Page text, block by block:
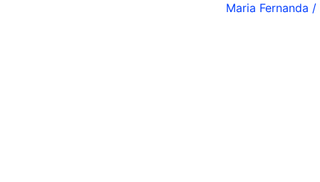
Maria Fernanda /